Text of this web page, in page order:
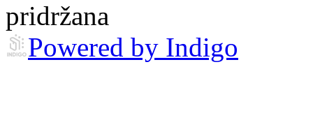
pridržana
Powered by Indigo